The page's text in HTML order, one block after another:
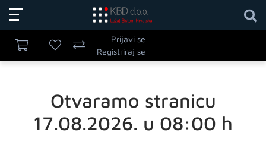
Prijavi se
Registriraj se
Otvaramo stranicu
17.08.2026. u 08:00 h